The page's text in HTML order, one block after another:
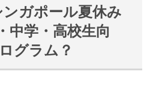
ガポール夏休み
中学・高校生向
グラム？